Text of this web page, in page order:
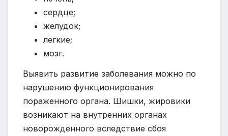
сердце;
желудок;
легкие;
мозг.
Выявить развитие заболевания можно по
нарушению функционирования
пораженного органа. Шишки, жировики
возникают на внутренних органах
новорожденного вследствие сбоя